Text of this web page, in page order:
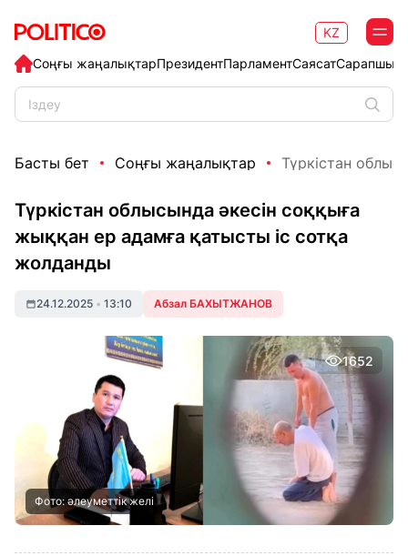
Соңғы жаңалықтарПрезидентПарламентСаясат
KZ
Басты бет Соңғы жаңалықтар Түркістан
Түркістан облысында әкесін соққыға
жыққан ер адамға қатысты іс сотқа
жолданды
24.12.2025 • 13:10 Абзал БАХЫТЖАНОВ
1652
Фото: әлеуметтік желі